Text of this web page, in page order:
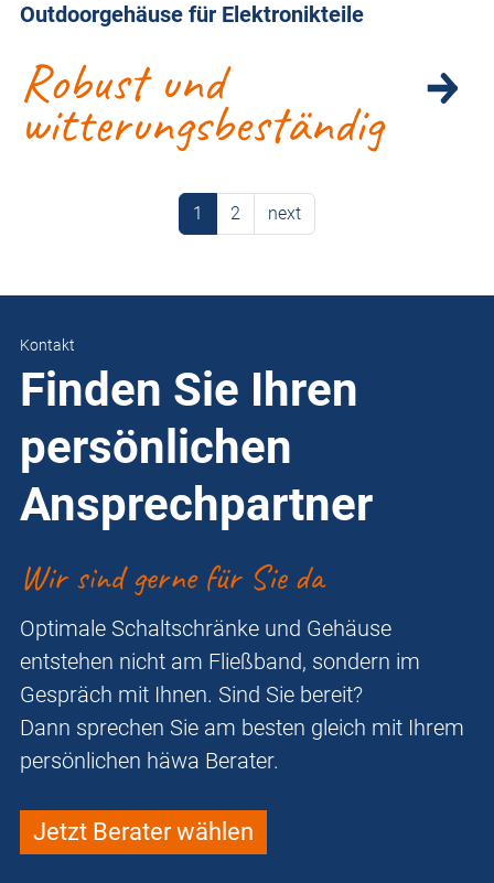
Outdoorgehäuse für Elektronikteile
Robust und
witterungsbeständig
1 2 next
Kontakt
Finden Sie Ihren
persönlichen
Ansprechpartner
Wir sind gerne für Sie da
Optimale Schaltschränke und Gehäuse
entstehen nicht am Fließband, sondern im
Gespräch mit Ihnen. Sind Sie bereit?
Dann sprechen Sie am besten gleich mit Ihrem
persönlichen häwa Berater.
Jetzt Berater wählen